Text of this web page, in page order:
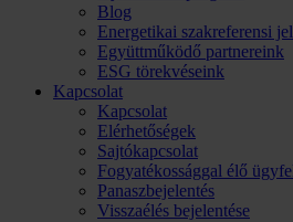
Blog
Energetikai szakreferensi
Együttműködő partnereink
ESG törekvéseink
Kapcsolat
Kapcsolat
Elérhetőségek
Sajtókapcsolat
Fogyatékossággal élő
Panaszbejelentés
Visszaélés bejelentése